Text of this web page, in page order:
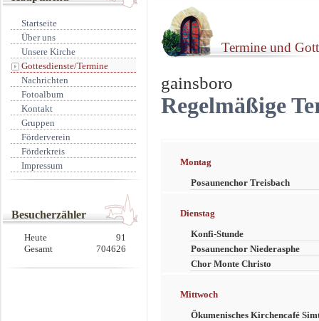
Startseite
Über uns
Unsere Kirche
Gottesdienste/Termine
Nachrichten
Fotoalbum
Kontakt
Gruppen
Förderverein
Förderkreis
Impressum
Besucherzähler
Heute
91
Gesamt
704626
Termine und
gainsboro
Regelmäßige
Montag
Posaunenchor Treisbach
Dienstag
Konfi-Stunde
Posaunenchor Niederasphe
Chor Monte Christo
Mittwoch
Ökumenisches Kirchencafé